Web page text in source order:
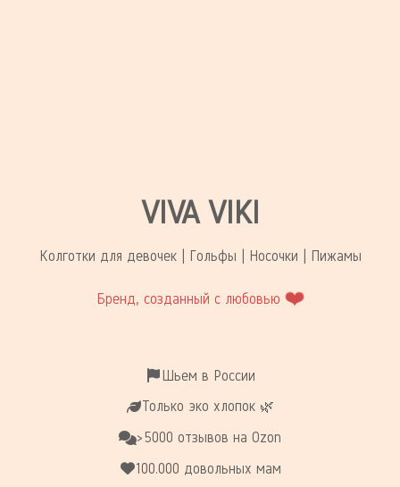
VIVA VIKI
Колготки для девочек | Гольфы | Носочки | Пижамы
Бренд, созданный с любовью ❤️
Шьем в России
Только эко хлопок 🌿
>5000 отзывов на Ozon
100.000 довольных мам